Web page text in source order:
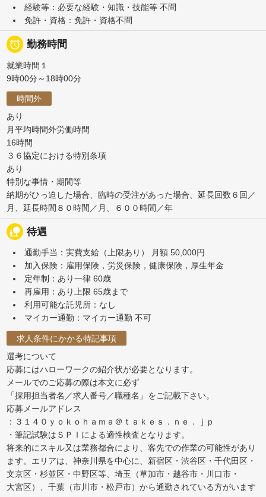
経験等：必要な経験・知識・技能等 不問
免許・資格：免許・資格不問
 勤務時間
就業時間１
9時00分～18時00分
時間外
あり
月平均時間外労働時間
16時間
３６協定における特別条項
あり
特別な事情・期間等
納期がひっ迫した場合、臨時の受注があった場合、延長回数６回／
月、延長時間８０時間／月、６００時間／年
nature_people 待遇
通勤手当：実費支給（上限あり） 月額 50,000円
加入保険：雇用保険，労災保険，健康保険，厚生年金
定年制：あり一律 60歳
再雇用：あり上限 65歳まで
利用可能な託児所：なし
マイカー通勤：マイカー通勤 不可
求人条件にかかる特記事項
選考について
応募にはハローワークの紹介状が必要となります。
メールでのご応募の際は本文に必ず
「採用担当者名／求人番号／職種名」をご記載下さい。
応募メールアドレス
：３１４０ｙｏｋｏｈａｍａ＠ｔａｋｅｓ．ｎｅ．ｊｐ
・筆記試験はＳＰＩによる適性検査となります。
将来的にスキル又は業務都合により、客先での作業の可能性があり
ます。エリアは、神奈川県を中心に、新宿区・渋谷区・千代田区・
文京区・杉並区・中野区等、埼玉（草加市・越谷市・川口市・
大宮区）、千葉（市川市・松戸市）から通勤されている方がいます